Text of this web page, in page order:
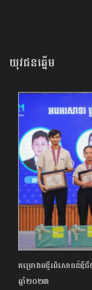
យុវជនឆ្នើម
គម្រោងមន្ទីរពិសោធន៍ឌី
ឆ្នាំ២០២៣